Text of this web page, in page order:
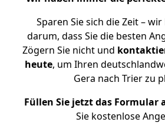
Sparen Sie sich die Zeit –
darum, dass Sie die besten
Zögern Sie nicht und
heute, um Ihren
Gera nach Trier zu
Füllen Sie jetzt das Formular
Sie kostenlose